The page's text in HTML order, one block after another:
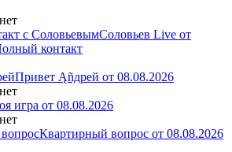
Соловьев Live от
контакт
Привет Ąñдpей от 08.08.2026
игра от 08.08.2026
Квартирный вопрос от 08.08.2026